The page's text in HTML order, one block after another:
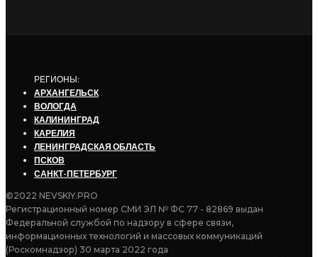
РЕГИОНЫ:
АРХАНГЕЛЬСК
ВОЛОГДА
КАЛИНИНГРАД
КАРЕЛИЯ
ЛЕНИНГРАДСКАЯ ОБЛАСТЬ
ПСКОВ
САНКТ-ПЕТЕРБУРГ
©2022 NEVSKIY.PRO
Регистрационный номер СМИ ЭЛ № ФС 77 - 82869 выдан
Федеральной службой по надзору в сфере связи,
информационных технологий и массовых коммуникаций
(Роскомнадзор) 30 марта 2022 года